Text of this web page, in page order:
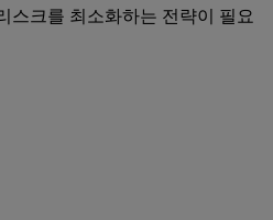
스크를 최소화하는 전략이 필요